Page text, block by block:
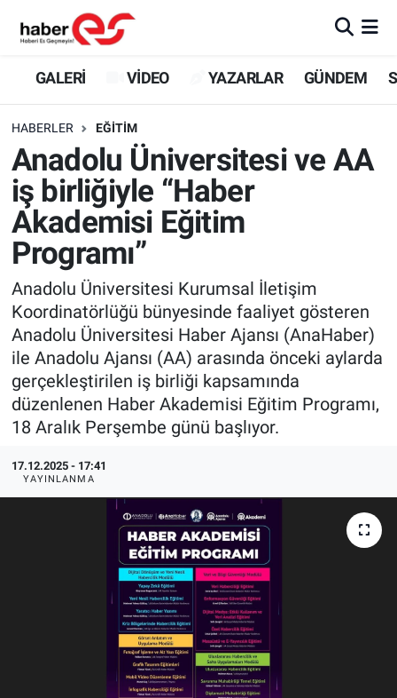
GALERİ VİDEO YAZARLAR GÜNDEM
HABERLER EĞİTİM
Anadolu Üniversitesi ve AA
iş birliğiyle “Haber
Akademisi Eğitim
Programı”
Anadolu Üniversitesi Kurumsal İletişim
Koordinatörlüğü bünyesinde faaliyet gösteren
Anadolu Üniversitesi Haber Ajansı (AnaHaber)
ile Anadolu Ajansı (AA) arasında önceki aylarda
gerçekleştirilen iş birliği kapsamında
düzenlenen Haber Akademisi Eğitim Programı,
18 Aralık Perşembe günü başlıyor.
17.12.2025 - 17:41
YAYINLANMA
GALERİ
YAZARLAR
GÜNDEM
SİYASET
TEKNOLOJİ
EKONOMİ
SPOR
ASAYİŞ
Eskişehir Nöbetçi Eczaneler
Eskişehir Trafik Yoğunluk Haritası
Süper Lig Puan Durumu ve Fikstür
Tüm Manşetler
Son Dakika Haberleri
Haber Arşivi